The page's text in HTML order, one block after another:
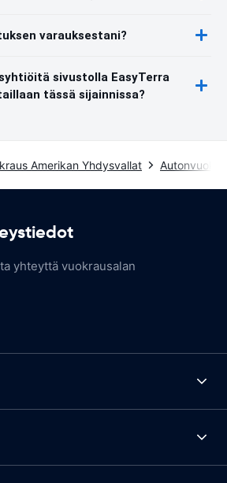
varauksestani?
sivustolla EasyTerra
tässä sijainnissa?
Amerikan Yhdysvallat
yhteyttä vuokrausalan